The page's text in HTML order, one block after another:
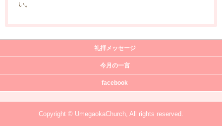
い。
礼拝メッセージ
今月の一言
facebook
Copyright © UmegaokaChurch, All rights reserved.